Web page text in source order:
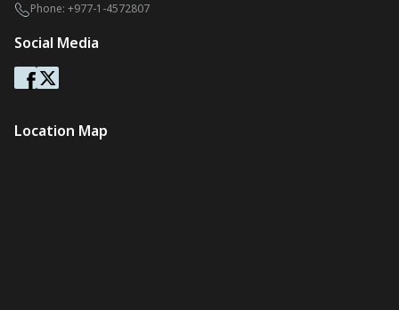
Phone: +977-1-4572807
Social Media
Location Map